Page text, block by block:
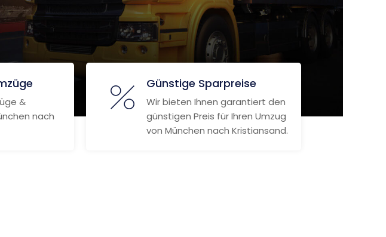
&
nach
Günstige Sparpreise
Wir bieten Ihnen garantiert den
günstigen Preis für Ihren Umzug
von München nach Kristiansand.